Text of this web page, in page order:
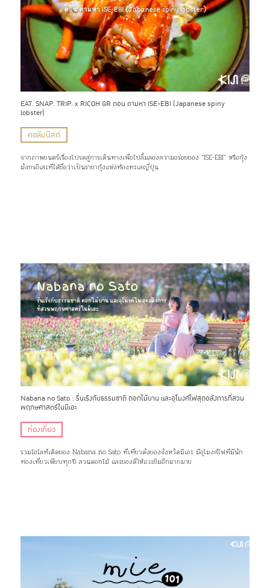
EAT. SNAP. TRIP. x RICOH GR ตอน ตามหา ISE-EBI (Japanese spiny
lobster)
คอลัมนิสต์
จากภาพยนตร์เรื่องโปรดสู่การเดินทางเพื่อไปลิ้มลองความอร่อยของ “ISE-EBI” หรือกุ้ง
มังกรอิเสะที่ได้ชื่อว่าเป็นราชากุ้งแห่งท้องทะเลญี่ปุ่น
Nabana no Sato : รื่นเริงกับธรรมชาติ ดอกไม้บาน และอุโมงค์ไฟสุดอลังการที่สวน
พฤกษศาสตร์ในมิเอะ
ท่องเที่ยว
รวมไฮไลท์เด็ดของ Nabana no Sato ที่เที่ยวดังของจังหวัดมิเอะ มีอุโมงค์ไฟที่มีนัก
ท่องเที่ยวเพียบทุกปี สวนดอกไม้ และของดีให้แวะชิมอีกมากมาย